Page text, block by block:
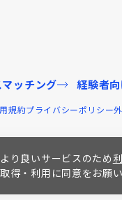
ッチング 経験者
規約プライバシーポリシー
より良いサービスのため
取得・利用に同意をお願い